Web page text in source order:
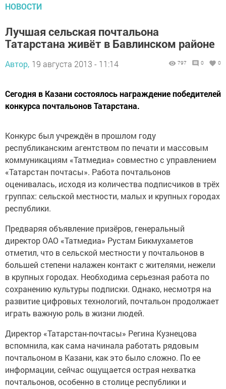
НОВОСТИ
Лучшая сельская почтальона
Татарстана живёт в Бавлинском районе
Автор, 19 августа 2013 - 11:14 797 0 0
Сегодня в Казани состоялось награждение победителей
конкурса почтальонов Татарстана.
Конкурс был учреждён в прошлом году
республиканским агентством по печати и массовым
коммуникациям «Татмедиа» совместно с управлением
«Татарстан почтасы». Работа почтальонов
оценивалась, исходя из количества подписчиков в трёх
группах: сельской местности, малых и крупных городах
республики.
Предваряя объявление призёров, генеральный
директор ОАО «Татмедиа» Рустам Бикмухаметов
отметил, что в сельской местности у почтальонов в
большей степени налажен контакт с жителями, нежели
в крупных городах. Необходима серьезная работа по
сохранению культуры подписки. Однако, несмотря на
развитие цифровых технологий, почтальон продолжает
играть важную роль в жизни людей.
Директор «Татарстан-почтасы» Регина Кузнецова
вспомнила, как сама начинала работать рядовым
почтальоном в Казани, как это было сложно. По ее
информации, сейчас ощущается острая нехватка
почтальонов, особенно в столице республики и